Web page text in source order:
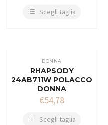
Scegli taglia
DONNA
RHAPSODY
24AB711W POLACCO
DONNA
€54,78
Scegli taglia